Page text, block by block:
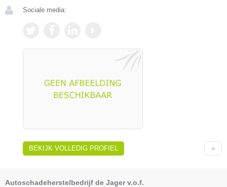
Sociale media:
BEKIJK VOLLEDIG PROFIEL
Autoschadeherstelbedrijf de Jager v.o.f.